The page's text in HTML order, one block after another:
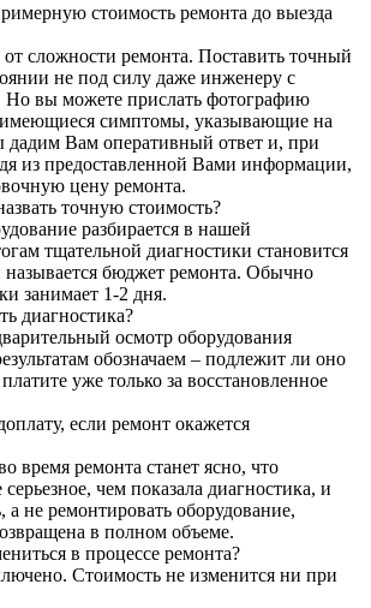
стоимость ремонта до выезда
от сложности ремонта. Поставить точный
не под силу даже инженеру с
вы можете прислать фотографию
симптомы, указывающие на
дадим Вам оперативный ответ и, при
из предоставленной Вами информации,
цену ремонта.
точную стоимость?
разбирается в нашей
тщательной диагностики становится
называется бюджет ремонта. Обычно
занимает 1-2 дня.
диагностика?
осмотр оборудования
обозначаем – подлежит ли оно
уже только за восстановленное
если ремонт окажется
время ремонта станет ясно, что
чем показала диагностика, и
а не ремонтировать оборудование,
в полном объеме.
в процессе ремонта?
Стоимость не изменится ни при